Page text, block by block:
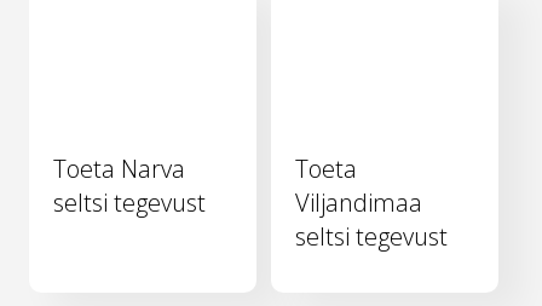
Toeta Narva
seltsi tegevust
Toeta
Viljandimaa
seltsi tegevust